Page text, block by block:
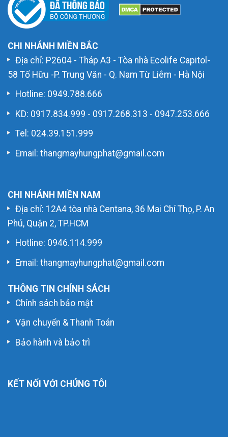
CHI NHÁNH MIỀN BẮC
Địa chỉ: P2604 - Tháp A3 - Tòa nhà Ecolife Capitol-
58 Tố Hữu -P. Trung Văn - Q. Nam Từ Liêm - Hà Nội
Hotline: 0949.788.666
KD: 0917.834.999 - 0917.268.313 - 0947.253.666
Tel: 024.39.151.999
Email: thangmayhungphat@gmail.com
CHI NHÁNH MIỀN NAM
Địa chỉ: 12A4 tòa nhà Centana, 36 Mai Chí Thọ, P. An
Phú, Quận 2, TP.HCM
Hotline: 0946.114.999
Email: thangmayhungphat@gmail.com
THÔNG TIN CHÍNH SÁCH
Chính sách bảo mật
Vận chuyển & Thanh Toán
Bảo hành và bảo trì
KẾT NỐI VỚI CHÚNG TÔI